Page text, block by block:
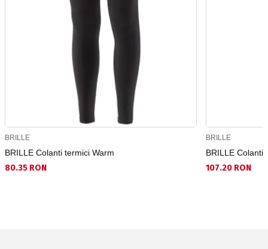
BRILLE
BRILLE Colanti termici Warm
80.35 RON
BRILLE
BRILLE Colanti
107.20 RON